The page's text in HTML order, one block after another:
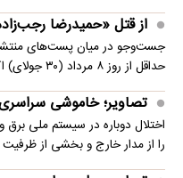
از قتل «حمیدرضا
جست‌وجو در میان پست‌های
حداقل از روز ۸ مرداد (۳۰ جولای) اکانت‌هایی مربوط به…
تصاویر؛ خاموشی سراسری
اختلال دوباره در سیستم ملی
را از مدار خارج و بخشی از ظرفیت